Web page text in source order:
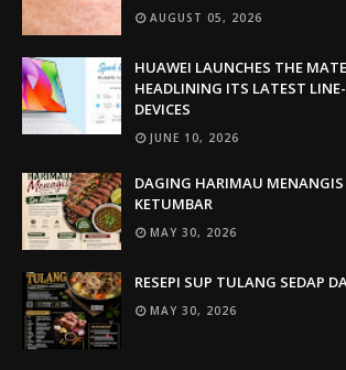
AUGUST 05, 2026
HUAWEI LAUNCHES THE
HEADLINING ITS LATEST
DEVICES
JUNE 10, 2026
DAGING HARIMAU MENANGIS
KETUMBAR
MAY 30, 2026
RESEPI SUP TULANG SEDAP
MAY 30, 2026